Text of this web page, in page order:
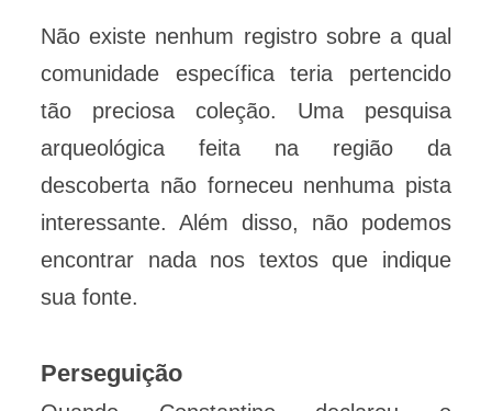
Não existe nenhum registro sobre a qual
comunidade específica teria pertencido
tão preciosa coleção. Uma pesquisa
arqueológica feita na região da
descoberta não forneceu nenhuma pista
interessante. Além disso, não podemos
encontrar nada nos textos que indique
sua fonte.
Perseguição